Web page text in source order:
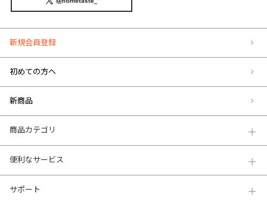
新規会員登録
初めての方へ
新商品
商品カテゴリ
便利なサービス
サポート